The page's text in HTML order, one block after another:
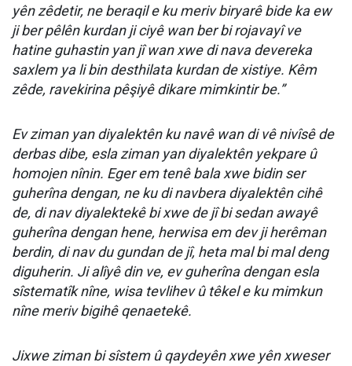
yên zêdetir, ne beraqil e ku meriv biryarê bide ka ew
ji ber pêlên kurdan ji ciyê wan ber bi rojavayî ve
hatine guhastin yan jî wan xwe di nava devereka
saxlem ya li bin desthilata kurdan de xistiye. Kêm
zêde, ravekirina pêşiyê dikare mimkintir be.”
Ev ziman yan diyalektên ku navê wan di vê nivîsê de
derbas dibe, esla ziman yan diyalektên yekpare û
homojen nînin. Eger em tenê bala xwe bidin ser
guherîna dengan, ne ku di navbera diyalektên cihê
de, di nav diyalektekê bi xwe de jî bi sedan awayê
guherîna dengan hene, herwisa em dev ji herêman
berdin, di nav du gundan de jî, heta mal bi mal deng
diguherin. Ji alîyê din ve, ev guherîna dengan esla
sîstematîk nîne, wisa tevlihev û têkel e ku mimkun
nîne meriv bigihê qenaetekê.
Jixwe ziman bi sîstem û qaydeyên xwe yên xweser